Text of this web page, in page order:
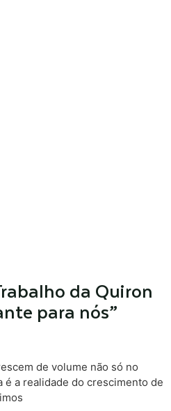
da Quiron
para nós”
de volume não só no
é a realidade do crescimento de